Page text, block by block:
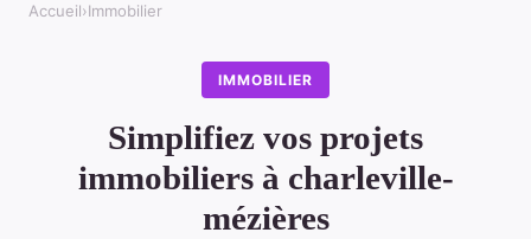
Accueil›Immobilier
IMMOBILIER
Simplifiez vos projets
immobiliers à charleville-
mézières